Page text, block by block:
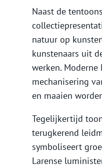
Naast de
natuur op
kunstenaars uit
werken.
mechanisering
en maaien
Tegelijkertijd
terugkerend
symboliseert
Larense